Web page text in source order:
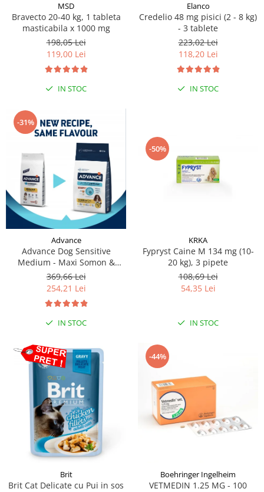
MSD
Bravecto 20-40 kg, 1 tableta
masticabila x 1000 mg
198,05 Lei
119,00 Lei
IN STOC
Elanco
Credelio 48 mg pisici (2 - 8 kg)
- 3 tablete
223,02 Lei
118,20 Lei
IN STOC
-31%
Advance
Advance Dog Sensitive
Medium - Maxi Somon &
Orez, 12 kg
369,66 Lei
254,21 Lei
IN STOC
-50%
KRKA
Fypryst Caine M 134 mg (10-
20 kg), 3 pipete
108,69 Lei
54,35 Lei
IN STOC
Brit
Brit Cat Delicate cu Pui in sos
-44%
Boehringer Ingelheim
VETMEDIN 1.25 MG - 100